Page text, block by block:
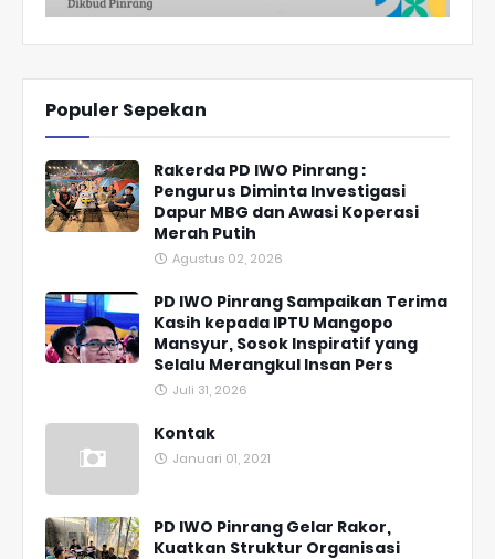
Populer Sepekan
Rakerda PD IWO Pinrang :
Pengurus Diminta Investigasi
Dapur MBG dan Awasi Koperasi
Merah Putih
Agustus 02, 2026
PD IWO Pinrang Sampaikan Terima
Kasih kepada IPTU Mangopo
Mansyur, Sosok Inspiratif yang
Selalu Merangkul Insan Pers
Juli 31, 2026
Kontak
Januari 01, 2021
PD IWO Pinrang Gelar Rakor,
Kuatkan Struktur Organisasi